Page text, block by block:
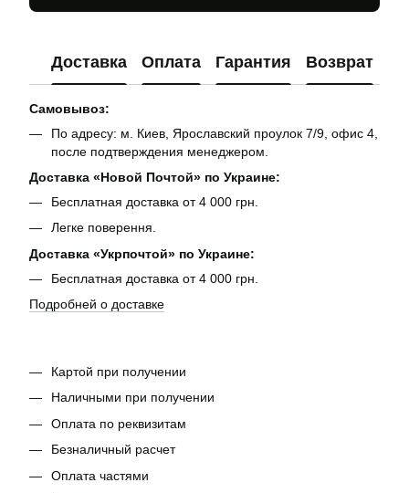
Доставка Оплата Гарантия Возврат
Самовывоз:
По адресу: м. Киев, Ярославский проулок 7/9, офис 4,
после подтверждения менеджером.
Доставка «Новой Почтой» по Украине:
Бесплатная доставка от 4 000 грн.
Легке поверення.
Доставка «Укрпочтой» по Украине:
Бесплатная доставка от 4 000 грн.
Подробней о доставке
Картой при получении
Наличными при получении
Оплата по реквизитам
Безналичный расчет
Оплата частями